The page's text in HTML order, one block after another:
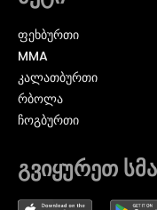
ᲤᲔᲮᲑᲣᲠᲗᲘ
MMA
ᲙᲐᲚᲐᲗᲑᲣᲠᲗᲘ
ᲠᲑᲝᲚᲐ
ᲩᲝᲒᲑᲣᲠᲗᲘ
გვიყურეთ